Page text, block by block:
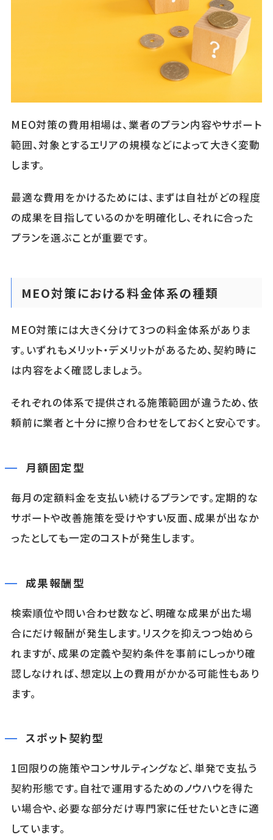
MEO対策の費用相場は、業者のプラン内容やサポート
範囲、対象とするエリアの規模などによって大きく変動
します。
最適な費用をかけるためには、まずは自社がどの程度
の成果を目指しているのかを明確化し、それに合った
プランを選ぶことが重要です。
MEO対策における料金体系の種類
MEO対策には大きく分けて3つの料金体系がありま
す。いずれもメリット・デメリットがあるため、契約時に
は内容をよく確認しましょう。
それぞれの体系で提供される施策範囲が違うため、依
頼前に業者と十分に擦り合わせをしておくと安心です。
月額固定型
毎月の定額料金を支払い続けるプランです。定期的な
サポートや改善施策を受けやすい反面、成果が出なか
ったとしても一定のコストが発生します。
成果報酬型
検索順位や問い合わせ数など、明確な成果が出た場
合にだけ報酬が発生します。リスクを抑えつつ始めら
れますが、成果の定義や契約条件を事前にしっかり確
認しなければ、想定以上の費用がかかる可能性もあり
ます。
スポット契約型
1回限りの施策やコンサルティングなど、単発で支払う
契約形態です。自社で運用するためのノウハウを得た
い場合や、必要な部分だけ専門家に任せたいときに適
しています。